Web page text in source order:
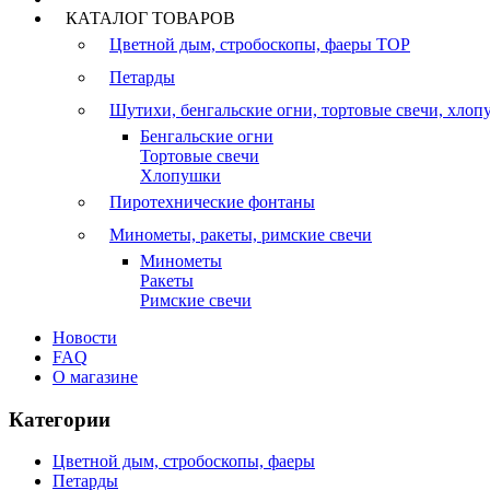
КАТАЛОГ ТОВАРОВ
Цветной дым, стробоскопы, фаеры TOP
Петарды
Шутихи, бенгальские огни, тортовые свечи,
Бенгальские огни
Тортовые свечи
Хлопушки
Пиротехнические фонтаны
Минометы, ракеты, римские свечи
Минометы
Ракеты
Римские свечи
Новости
FAQ
О магазине
Категории
Цветной дым, стробоскопы, фаеры
Петарды